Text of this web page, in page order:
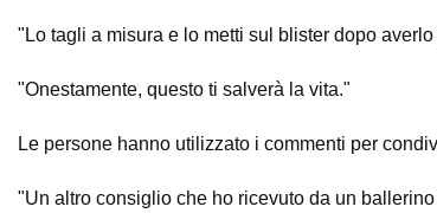
"Lo tagli a misura e lo metti sul blister dopo
"Onestamente, questo ti salverà la vita."
Le persone hanno utilizzato i commenti per
"Un altro consiglio che ho ricevuto da un